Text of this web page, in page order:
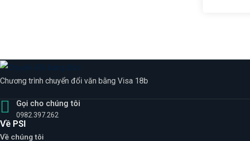
Chương trình chuyển đổi văn bằng Visa 18b
Gọi cho chúng tôi
0982.397.262
Về PSI
Về chúng tôi